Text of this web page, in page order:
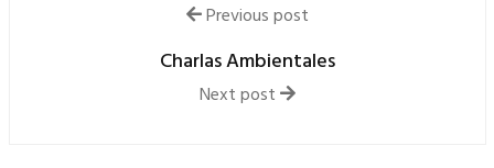
Previous post
Charlas Ambientales
Next post